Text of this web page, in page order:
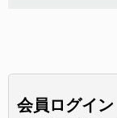
会員ログイン